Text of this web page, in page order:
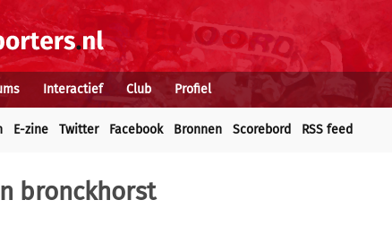
Interactief Club Profiel
E-zine Twitter Facebook Bronnen Scorebord RSS feed
bronckhorst